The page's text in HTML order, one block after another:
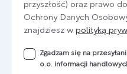
przyszłość) oraz prawo
Ochrony Danych
znajdziesz w polityką
Zgadzam się na
o.o. informacji